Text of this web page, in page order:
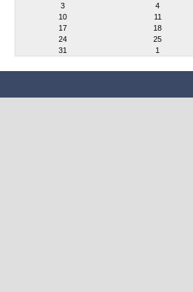
3
4
10
11
17
18
24
25
31
1